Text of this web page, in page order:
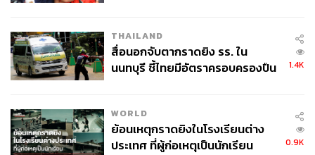
THAILAND
สื่อนอกจับตากราดยิง รร. ใน
นนทบุรี ชี้ไทยมีอัตราครอบครองปืน
1.4K
WORLD
ย้อนเหตุกราดยิงในโรงเรียนต่าง
ประเทศ ที่ผู้ก่อเหตุเป็นนักเรียน
0.9K